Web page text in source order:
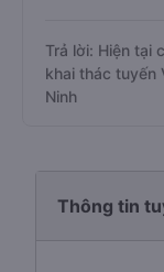
Trả lời: Hiện tại
khai thác tuyến
Ninh
Thông tin